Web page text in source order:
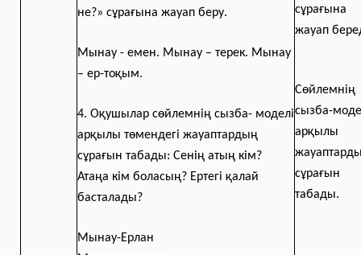
не?» сұрағына жауап беру.
Мынау - емен. Мынау – терек. Мынау
– ер-тоқым.
4. Оқушылар сөйлемнің сызба- моделі
арқылы төмендегі жауаптардың
сұрағын табады: Сенің атың кім?
Атаңа кім боласың? Ертегі қалай
басталады?
Мынау-Ерлан
сұрағына
жауап
Сөйлемнің
сызба-
арқылы
сұрағын
табады.